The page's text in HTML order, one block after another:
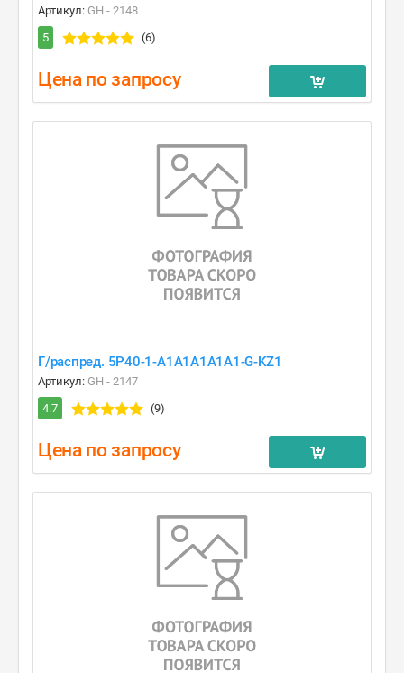
Артикул: GH - 2148
5
(6)
Цена по запросу
Г/распред. 5Р40-1-A1A1A1A1A1-G-KZ1
Артикул: GH - 2147
4.7
(9)
Цена по запросу